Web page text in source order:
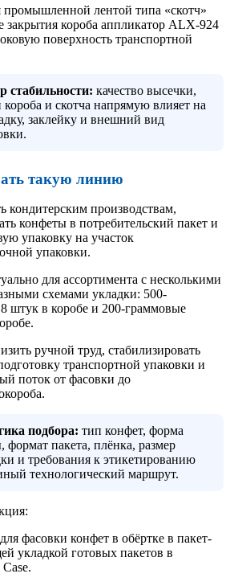
промышленной лентой типа «скотч»
короба аппликатор ALX-924
поверхность транспортной
стабильности: качество высечки,
и скотча напрямую влияет на
заклейку и внешний вид
такую линию
кондитерским производствам,
конфеты в потребительский пакет и
упаковку на участок
упаковки.
для ассортимента с несколькими
схемами укладки: 500-
штук в коробе и 200-граммовые
ручной труд, стабилизировать
транспортной упаковки и
поток от фасовки до
подбора: тип конфет, форма
формат пакета, плёнка, размер
и требования к этикетированию
технологический маршрут.
фасовки конфет в обёртке в пакет-
укладкой готовых пакетов в